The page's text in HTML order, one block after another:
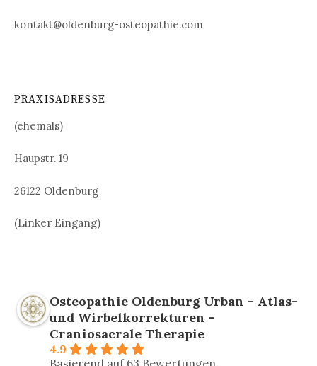
kontakt@oldenburg-osteopathie.com
PRAXISADRESSE
(ehemals)
Haupstr. 19
26122 Oldenburg
(Linker Eingang)
Osteopathie Oldenburg Urban - Atlas-
und Wirbelkorrekturen -
Craniosacrale Therapie
4.9